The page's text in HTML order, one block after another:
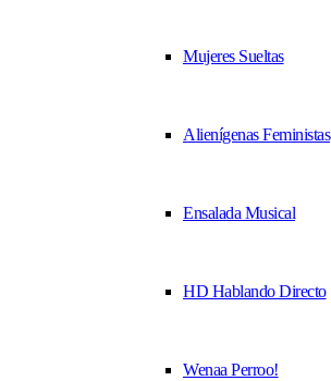
Mujeres Sueltas
Alienígenas Feministas
Ensalada Musical
HD Hablando Directo
Wenaa Perroo!